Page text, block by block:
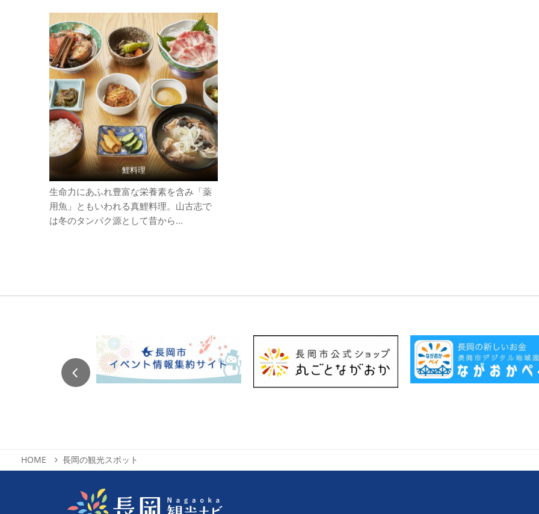
鯉料理
生命力にあふれ豊富な栄養素を含み「薬
用魚」ともいわれる真鯉料理。山古志で
は冬のタンパク源として昔から...
HOME 長岡の観光スポット